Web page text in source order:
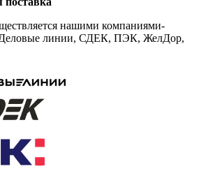
нашими компаниями-
Деловые линии, СДЕК, ПЭК, ЖелДор,